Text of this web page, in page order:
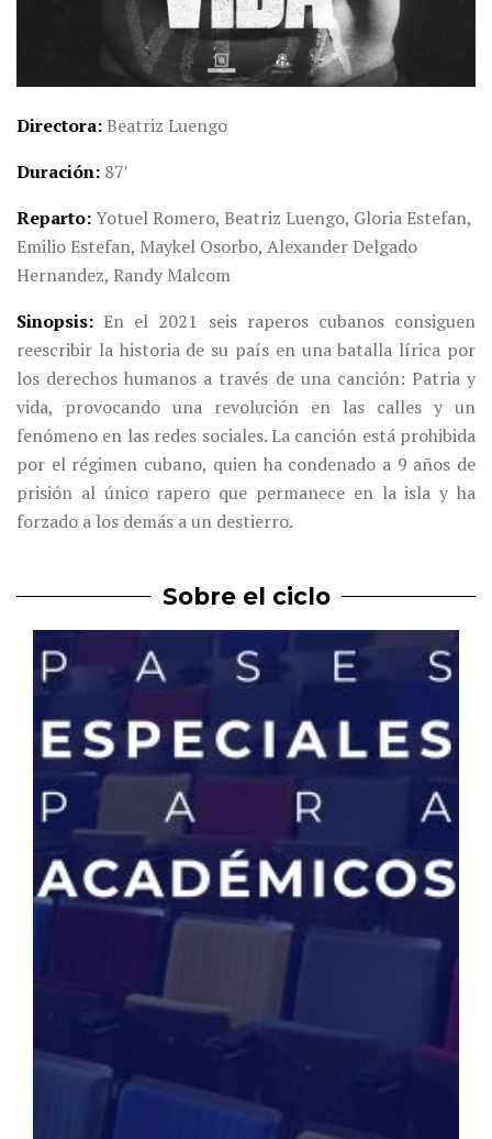
Directora Beatriz Luengo
Duración 87′
Reparto Yotuel Romero, Beatriz Luengo, Gloria Estefan,
Emilio Estefan, Maykel Osorbo, Alexander Delgado
Hernandez, Randy Malcom
Sinopsis
En el 2021 seis raperos cubanos consiguen
reescribir la historia de su país en una batalla lírica por
los derechos humanos a través de una canción: Patria y
vida, provocando una revolución en las calles y un
fenómeno en las redes sociales. La canción está prohibida
por el régimen cubano, quien ha condenado a 9 años de
prisión al único rapero que permanece en la isla y ha
forzado a los demás a un destierro.
Sobre el ciclo